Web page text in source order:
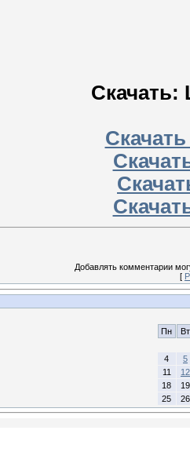
Скачать:
Добавлять комментарии
[
Пн Вт
4
5
11
12
18
19
25
26